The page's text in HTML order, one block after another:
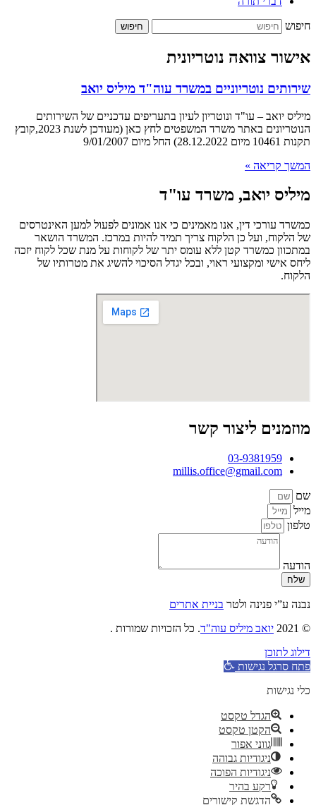
חיפוש חיפוש
אישור צוואה נוטריונית
שירותים נוטריוניים במשרד עוה"ד מיליס יואב
מיליס יואב – עו"ד ונוטריון לעיון בתעריפים עדכניים של השירותים
הנוטריונים באתר משרד המשפטים לחץ כאן (מעודכן לשנת 2023,קובץ
תקנות 10461 מיום 28.12.2022) החל מיום 9/01/2007
המשך קריאה »
מיליס יואב, משרד עו"ד
כמשרד עורכי דין, אנו מאמינים כי אנו אמונים לפעול למען האינטרסים
של הלקוח, ועל כן הלקוח צריך תמיד להיות במרכז. המשרד הושאר
במתכוון כמשרד קטן ללא עומס יתר של לקוחות על מנת שכל לקוח יזכה
ליחס אישי ומקצועי ראוי, ובכל יגדל הסיכוי להשיג את מטרותיו של
הלקוח.
מוזמנים ליצור קשר
03-9381959
millis.office@gmail.com
שם
מייל
טלפון
הודעה
שלח
נבנה ע”י פנינה ולטר בניית אתרים
© 2021
יואב מיליס עוה"ד. כל הזכויות שמורות .
דילוג לתוכן
פתח סרגל נגישות
כלי נגישות
הגדל טקסט
הקטן טקסט
גווני אפור
ניגודיות גבוהה
ניגודיות הפוכה
רקע בהיר
הדגשת קישורים